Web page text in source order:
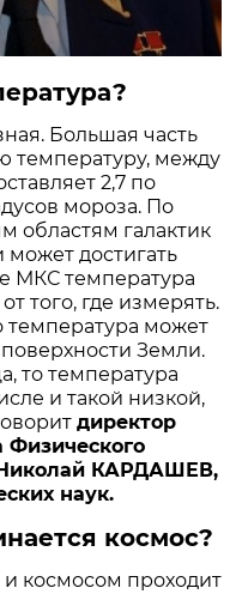
Большая часть
температуру, между
2,7 по
мороза. По
областям галактик
достигать
МКС температура
того, где измерять.
температура может
поверхности Земли.
то температура
и такой низкой,
директор
Физического
Николай КАРДАШЕВ,
наук.
космос?
космосом проходит